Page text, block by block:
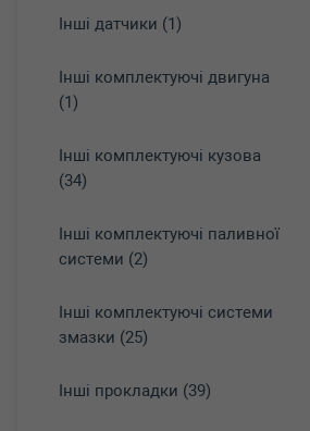
Інші датчики (1)
Інші комплектуючі двигуна
(1)
Інші комплектуючі кузова
(34)
Інші комплектуючі паливної
системи (2)
Інші комплектуючі системи
змазки (25)
Інші прокладки (39)